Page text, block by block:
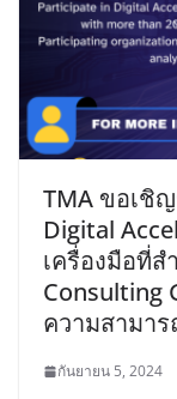
TMA ขอเชิ
Digital
เครื่องมือที่
Consulting
ความสามา
กันยายน 5, 2024